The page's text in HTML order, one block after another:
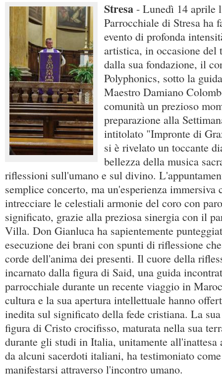
Stresa - Lunedì 14 aprile
Parrocchiale di Stresa ha
evento di profonda
artistica, in occasione del
dalla sua fondazione, il
Polyphonics, sotto la
Maestro Damiano
comunità un prezioso
preparazione alla
intitolato "Impronte di
si è rivelato un toccante
bellezza della musica
riflessioni sull'umano e sul divino.
semplice concerto, ma un'esperienza immersiva
intrecciare le celestiali armonie del coro con
significato, grazie alla preziosa sinergia con il
Villa. Don Gianluca ha sapientemente
esecuzione dei brani con spunti di riflessione
corde dell'anima dei presenti. Il cuore della
incarnato dalla figura di Said, una guida
parrocchiale durante un recente viaggio in
cultura e la sua apertura intellettuale hanno
inedita sul significato della fede cristiana. La
figura di Cristo crocifisso, maturata nella sua
durante gli studi in Italia, unitamente all'inattesa
da alcuni sacerdoti italiani, ha testimoniato
manifestarsi attraverso l'incontro umano.